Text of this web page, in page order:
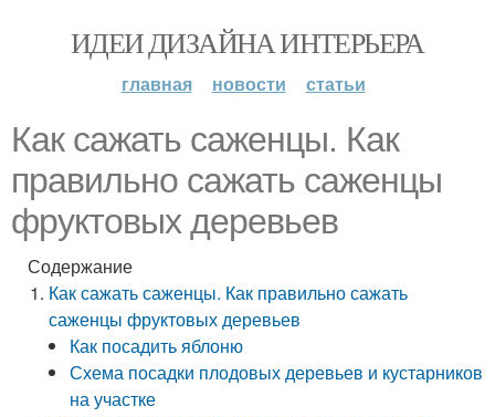
ИДЕИ ДИЗАЙНА ИНТЕРЬЕРА
главная новости статьи
Как сажать саженцы. Как
правильно сажать саженцы
фруктовых деревьев
Содержание
Как сажать саженцы. Как правильно сажать
саженцы фруктовых деревьев
Как посадить яблоню
Схема посадки плодовых деревьев и кустарников
на участке